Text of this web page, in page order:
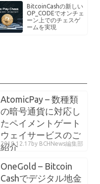
BitcoinCashの新しい
OP_CODEでオンチェ
ーン上でのチェスゲ
ームを実現
AtomicPay – 数種類
の暗号通貨に対応し
たペイメントゲート
ウェイサービスのご
紹介
2018.12.17 by BCHNews編集部
OneGold – Bitcoin
Cashでデジタル地金